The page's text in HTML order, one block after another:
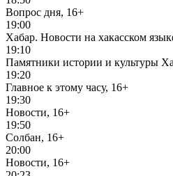
Вопрос дня, 16+
19:00
Хабар. Новости на хакасском
19:10
Памятники истории и культуры
19:20
Главное к этому часу, 16+
19:30
Новости, 16+
19:50
Солбан, 16+
20:00
Новости, 16+